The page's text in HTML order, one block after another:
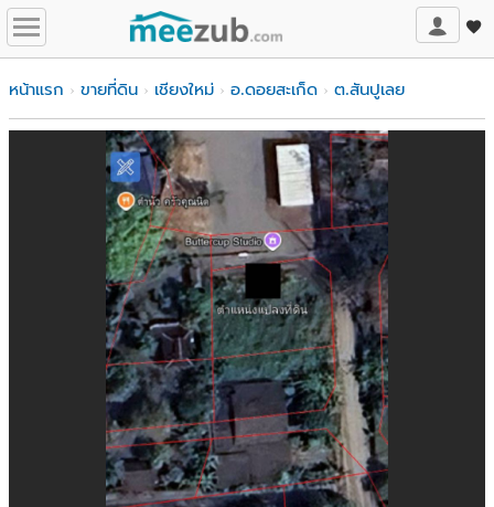
หน้าแรก ขายที่ดิน เชียงใหม่ อ.ดอยสะเก็ด ต.สันปูเลย